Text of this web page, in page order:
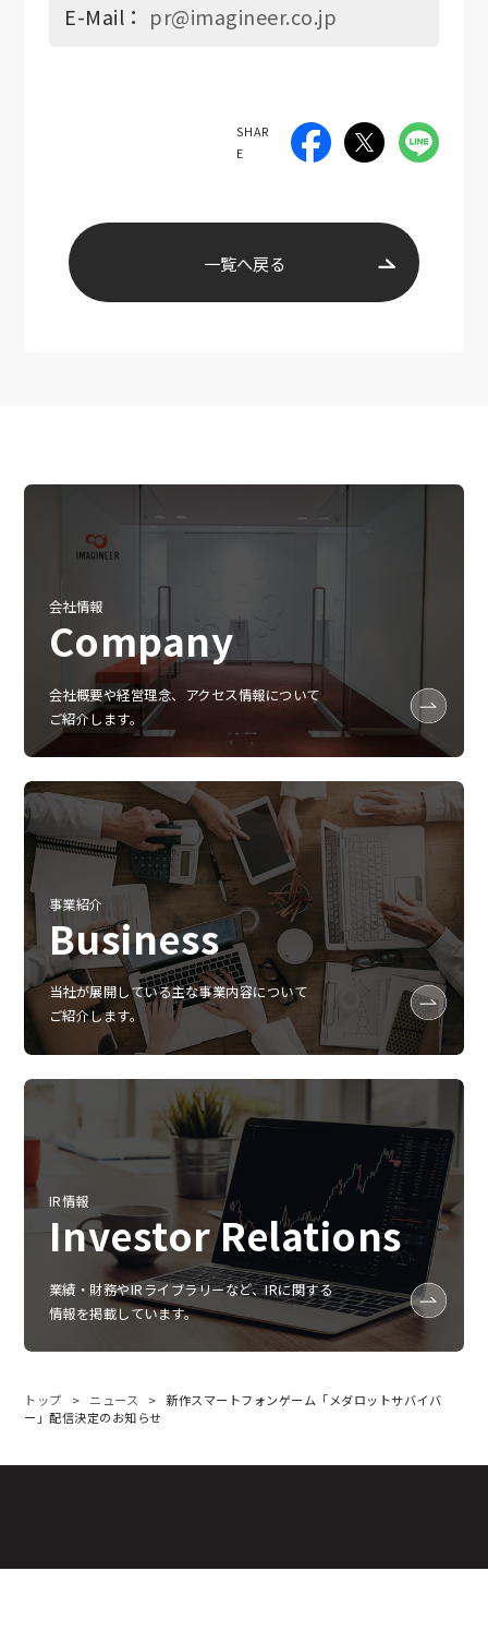
E-Mail： pr@imagineer.co.jp
SHAR
E
一覧へ戻る
会社情報
Company
会社概要や経営理念、アクセス情報について
ご紹介します。
事業紹介
Business
当社が展開している主な事業内容について
ご紹介します。
IR情報
Investor Relations
業績‧財務やIRライブラリーなど、IRに関する
情報を掲載しています。
トップ ニュース
新作スマートフォンゲーム「メダロットサバイバ
ー」配信決定のお知らせ